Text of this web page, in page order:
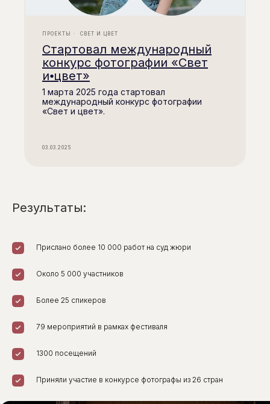
ПРОЕКТЫ СВЕТ И ЦВЕТ
Cтартовал международный
конкурс фотографии «Свет
и⦁цвет»
1 марта 2025 года стартовал
международный конкурс фотографии
«Свет и цвет».
03.03.2025
Результаты:
Прислано более 10 000 работ на суд жюри
Около 5 000 участников
Более 25 спикеров
79 мероприятий в рамках фестиваля
1300 посещений
Приняли участие в конкурсе фотографы из 26 стран
Отчеты о деятельности
Политика конфиденциальности
Публичная оферта
Пользовательское соглашение
Документация
Получить помощь
Помочь фонду
Дизайн и разработка сайта
epimov.design